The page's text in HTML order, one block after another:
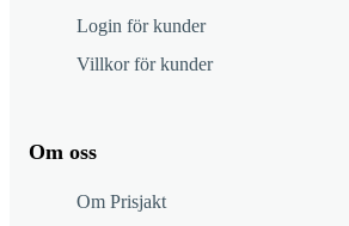
Login för kunder
Villkor för kunder
Om oss
Om Prisjakt